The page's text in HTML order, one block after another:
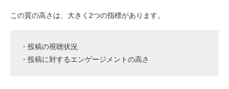
この質の高さは、大きく2つの指標があります。
・投稿の視聴状況
・投稿に対するエンゲージメントの高さ